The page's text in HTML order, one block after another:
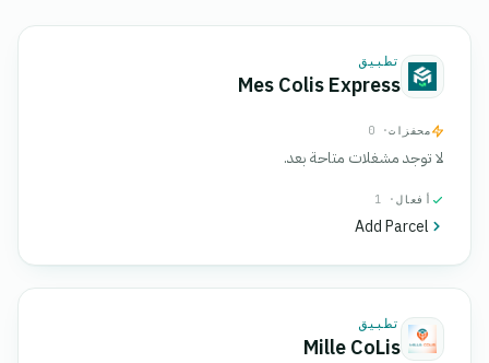
تطبيق
Mes Colis Express
محفزات· 0
لا توجد مشغلات متاحة بعد.
أفعال · 1
Add Parcel
تطبيق
Mille CoLis